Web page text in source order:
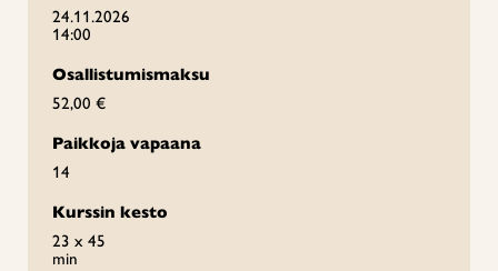
24.11.2026
14:00
Osallistumismaksu
52,00 €
Paikkoja vapaana
14
Kurssin kesto
23 x 45
min